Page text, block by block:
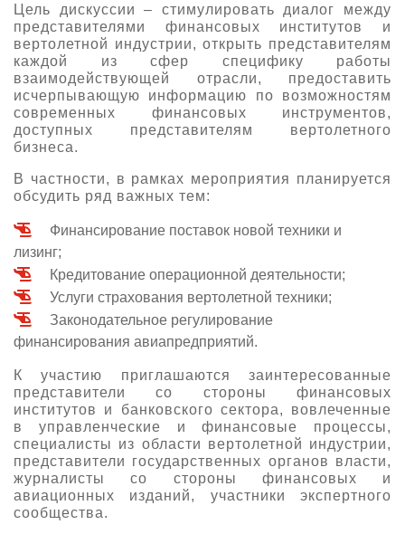
Публикации о выставке
Пресс-релизы
Цель дискуссии – стимулировать диалог между
представителями финансовых институтов и
вертолетной индустрии, открыть представителям
каждой из сфер специфику работы
взаимодействующей отрасли, предоставить
исчерпывающую информацию по возможностям
современных финансовых инструментов,
доступных представителям вертолетного
бизнеса.
В частности, в рамках мероприятия планируется
обсудить ряд важных тем:
Финансирование поставок новой техники и
лизинг;
Кредитование операционной деятельности;
Услуги страхования вертолетной техники;
Законодательное регулирование
финансирования авиапредприятий.
К участию приглашаются заинтересованные
представители со стороны финансовых
институтов и банковского сектора, вовлеченные
в управленческие и финансовые процессы,
специалисты из области вертолетной индустрии,
представители государственных органов власти,
журналисты со стороны финансовых и
авиационных изданий, участники экспертного
сообщества.